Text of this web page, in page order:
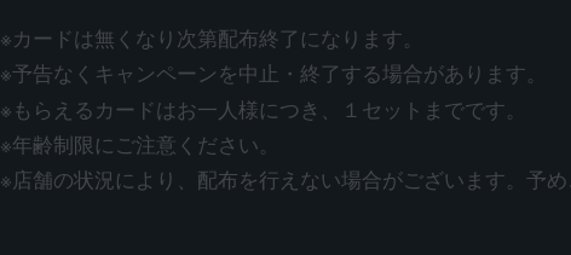
※カードは無くなり次第配布終了になります。
※予告なくキャンペーンを中止・終了する場合があります。
※もらえるカードはお一人様につき、１セットまでです。
※年齢制限にご注意ください。
※店舗の状況により、配布を行えない場合がございます。予